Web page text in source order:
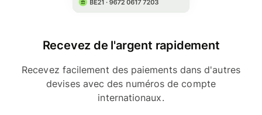
Recevez de l'argent rapidement
Recevez facilement des paiements dans d'autres
devises avec des numéros de compte
internationaux.